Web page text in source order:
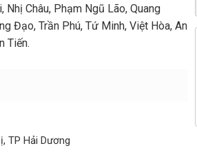
Nhị Châu, Phạm Ngũ Lão, Quang
Đạo, Trần Phú, Tứ Minh, Việt Hòa, An
Tiến.
TP Hải Dương